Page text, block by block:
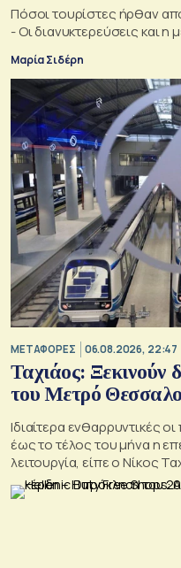
Πόσοι τουρίστες ήρθαν
- Οι διανυκτερεύσεις και η
Μαρία Σιδέρη
ΜΕΤΑΦΟΡΕΣ 06.08.2026, 22:47
Ταχιάος: Ξεκινούν
του Μετρό
Ιδιαίτερα ενθαρρυντικές
έως το τέλος του μήνα η
λειτουργία, είπε ο Νίκος